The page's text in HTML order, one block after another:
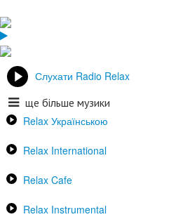
Слухати Radio Relax
ще більше музики
Relax Українською
Relax International
Relax Cafe
Relax Instrumental